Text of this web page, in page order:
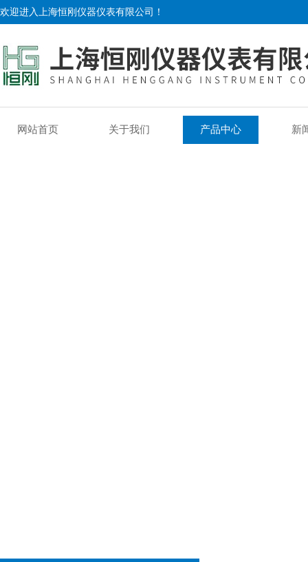
欢迎进入上海恒刚仪器仪表有限公司！
网站首页 关于我们 产品中心 新